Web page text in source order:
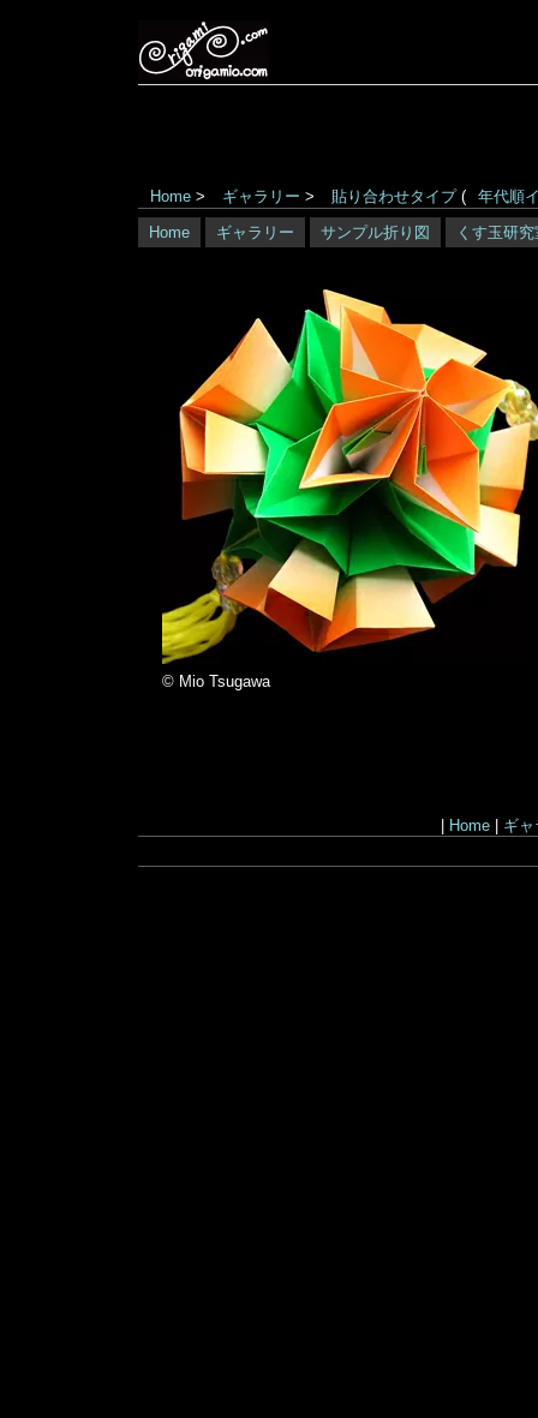
Home > ギャラリー > 貼り合わせタイプ(
年代順
Home
ギャラリー サンプル折り図 くす玉研究
© Mio Tsugawa
ギ
Home